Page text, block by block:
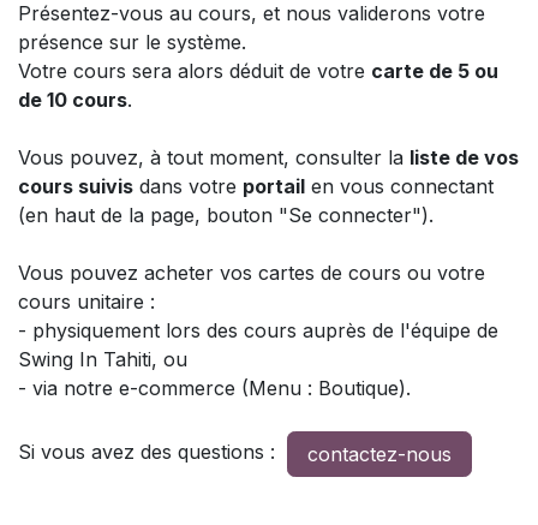
Présentez-vous au cours, et nous validerons votre
présence sur le système.
Votre cours sera alors déduit de votre carte de 5 ou
de 10 cours.
Vous pouvez, à tout moment, consulter la liste de vos
cours suivis dans votre portail en vous connectant
(en haut de la page, bouton "Se connecter").
Vous pouvez acheter vos cartes de cours ou votre
cours unitaire :
- physiquement lors des cours auprès de l'équipe de
Swing In Tahiti, ou
- via notre e-commerce (Menu : Boutique).
Si vous avez des questions : contactez-nous